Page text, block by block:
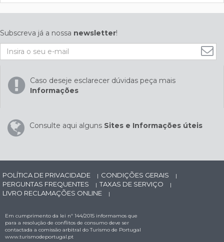
Subscreva já a nossa newsletter!
Caso deseje esclarecer dúvidas peça mais
Informações
Consulte aqui alguns Sites e Informações úteis
POLÍTICA DE PRIVACIDADE | CONDIÇÕES GERAIS |
PERGUNTAS FREQUENTES | TAXAS DE SERVIÇO |
LIVRO RECLAMAÇÕES ONLINE |
Em cumprimento da lei nº 144/2015 informamos que
para a resolução de conflitos de consumo deve ser
contactada a comissão arbitral do Turismo de Portugal
www.turismodeportugal.pt